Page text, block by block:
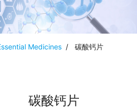
Medicines 碳酸钙片
碳酸钙片